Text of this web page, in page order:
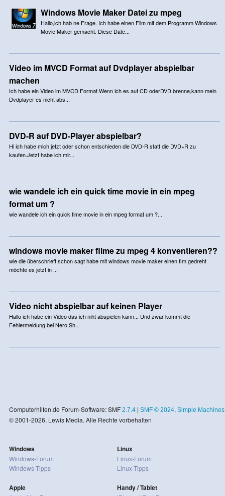
Windows Movie Maker Datei zu mpeg
Hallo,ich hab ne Frage. Ich habe einen Film mit dem Programm Windows
Movie Maker gemacht. Diese Date...
Video im MVCD Format auf Dvdplayer abspielbar
machen
Ich habe ein Video im MVCD Format.Wenn ich es auf CD oderDVD brenne,kann mein
Dvdplayer es nicht abs...
DVD-R auf DVD-Player abspielbar?
Hi ich habe mich jetzt oder schon entschieden die DVD-R statt die DVD+R zu
kaufen.Jetzt habe ich mir...
wie wandele ich ein quick time movie in ein mpeg
format um ?
wie wandele ich ein quick time movie in ein mpeg format um ?...
windows movie maker filme zu mpeg 4 konventieren??
wie die überschrieft schon sagt habe mit windows movie maker einen fim gedreht
möchte es jetzt in ...
Video nicht abspielbar auf keinen Player
Hallo ich habe ein Video das ich niht abspielen kann... Und zwar kommt die
Fehlermeldung bei Nero Sh...
Computerhilfen.de Forum-Software: SMF 2.7.4| SMF © 2024, Simple Machines
© 2001-2026, Lewis Media. Alle Rechte vorbehalten
Windows
Windows-Forum
Windows-Tipps
Apple
Linux
Linux-Forum
Linux-Tipps
Handy / Tablet